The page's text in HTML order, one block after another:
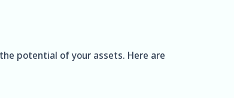
potential of your assets. Here are